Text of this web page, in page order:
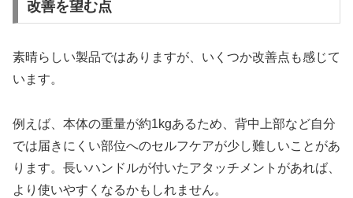
改善を望む点
素晴らしい製品ではありますが、いくつか改善点も感じて
います。
例えば、本体の重量が約1kgあるため、背中上部など自分
では届きにくい部位へのセルフケアが少し難しいことがあ
ります。長いハンドルが付いたアタッチメントがあれば、
より使いやすくなるかもしれません。